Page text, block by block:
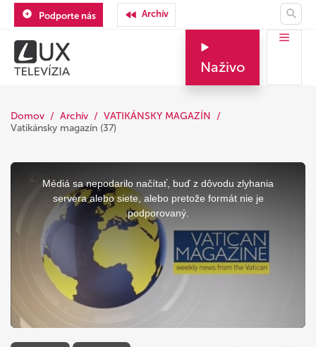
Podporte nás Archív
Naživo
Domov Archív
VATIKÁNSKY MAGAZÍN
Vatikánsky magazín (37)
This
Médiá sa nepodarilo načítať, buď z dôvodu zlyhania
servera alebo siete, alebo pretože formát nie je
podporovaný.